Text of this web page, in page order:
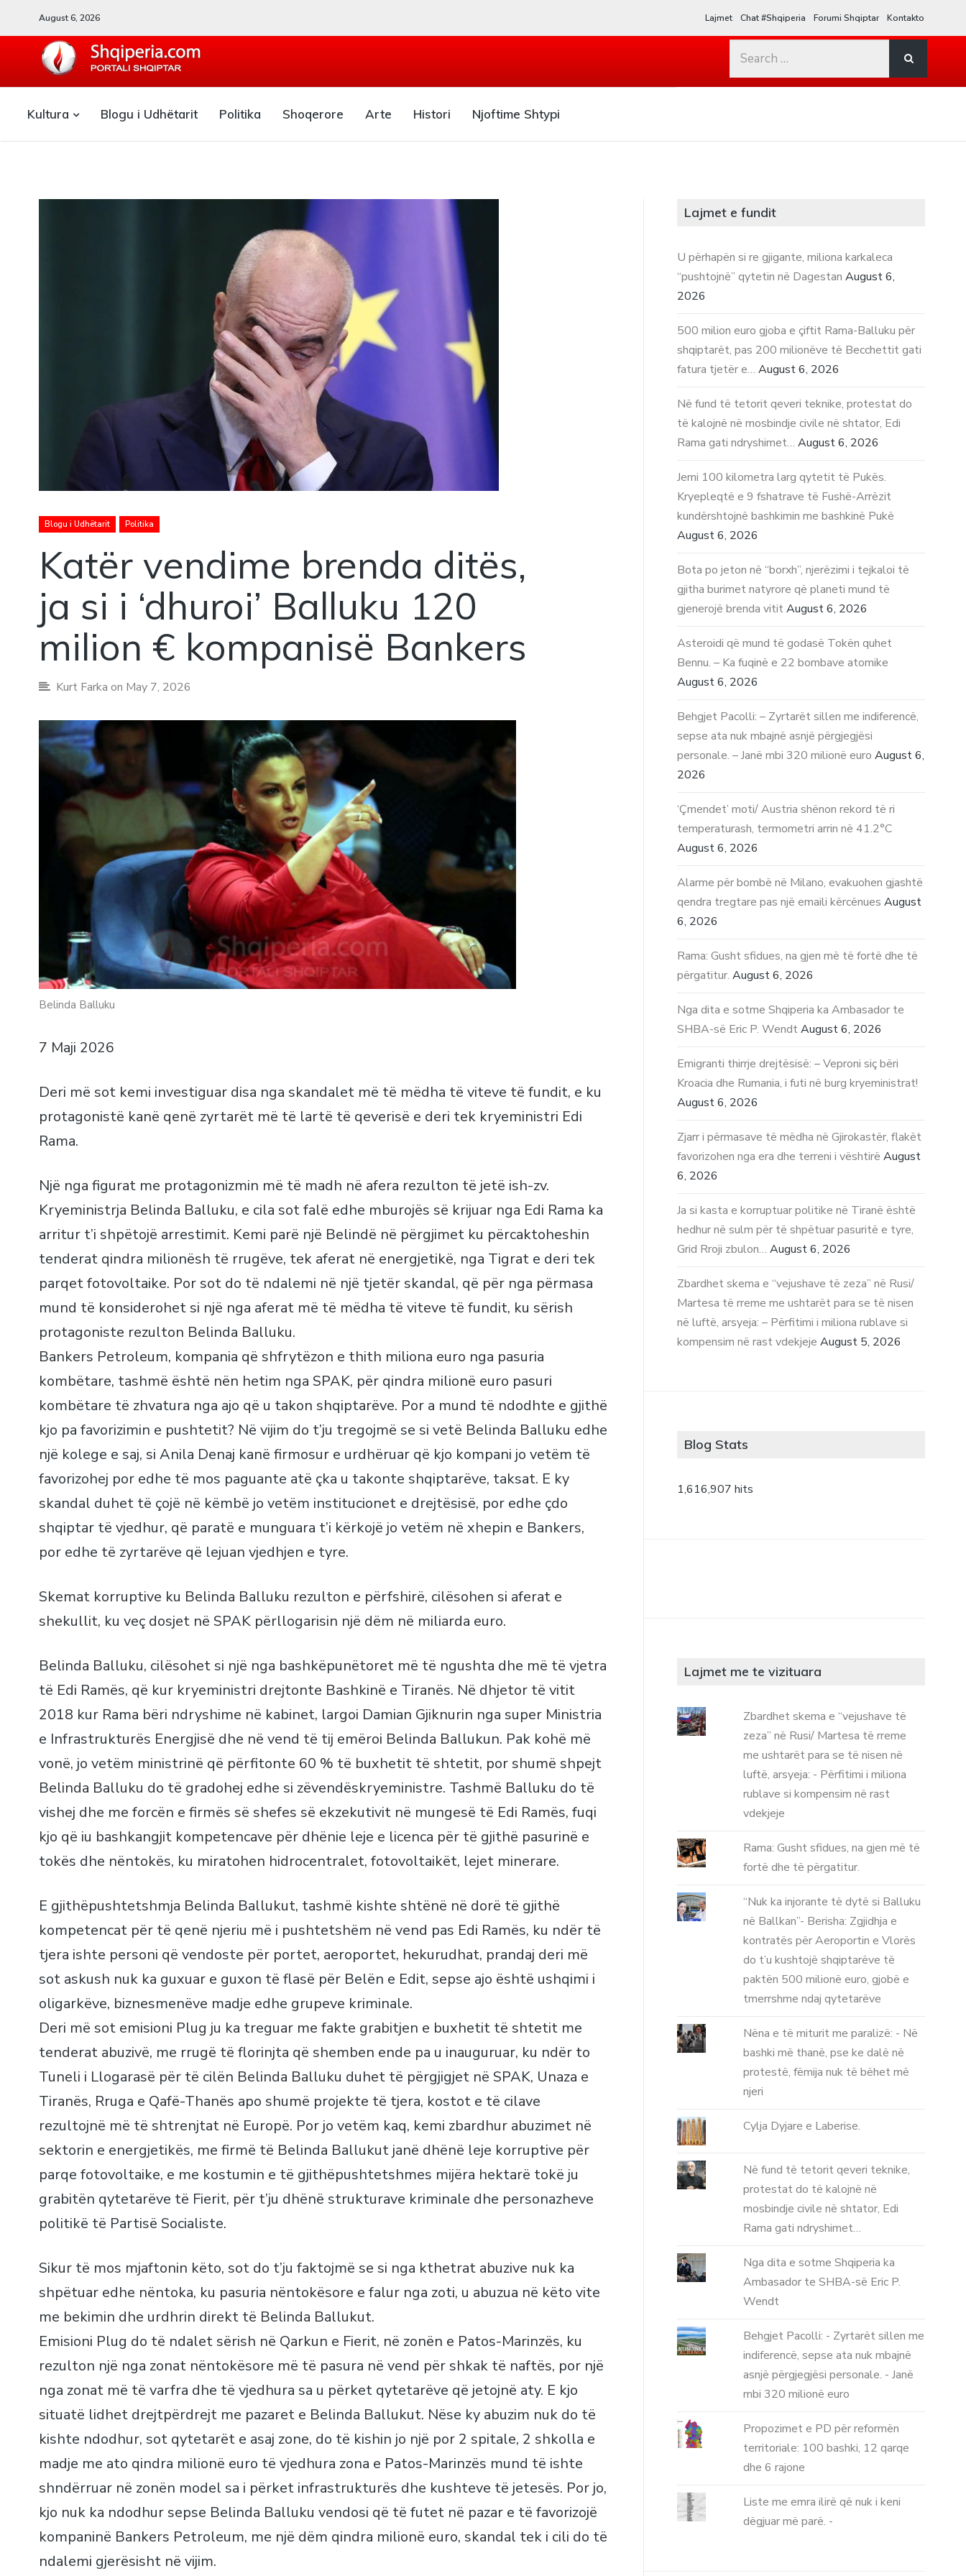
August 6, 2026 Lajmet Chat #Shqiperia Forumi Shqiptar Kontakto
Search
Kultura Blogu i Udhëtarit Politika Shoqerore Arte Histori Njoftime Shtypi
Blogu i Udhëtarit Politika
Katër vendime brenda ditës,
ja si i ‘dhuroi’ Balluku 120
milion € kompanisë Bankers
Kurt Farka on May 7, 2026
Belinda Balluku
7 Maji 2026
Deri më sot kemi investiguar disa nga skandalet më të mëdha të viteve të fundit, e ku
protagonistë kanë qenë zyrtarët më të lartë të qeverisë e deri tek kryeministri Edi
Rama.
Një nga figurat me protagonizmin më të madh në afera rezulton të jetë ish-zv.
Kryeministrja Belinda Balluku, e cila sot falë edhe mburojës së krijuar nga Edi Rama ka
arritur t’i shpëtojë arrestimit. Kemi parë një Belindë në përgjimet ku përcaktoheshin
tenderat qindra milionësh të rrugëve, tek aferat në energjetikë, nga Tigrat e deri tek
parqet fotovoltaike. Por sot do të ndalemi në një tjetër skandal, që për nga përmasa
mund të konsiderohet si një nga aferat më të mëdha të viteve të fundit, ku sërish
protagoniste rezulton Belinda Balluku.
Bankers Petroleum, kompania që shfrytëzon e thith miliona euro nga pasuria
kombëtare, tashmë është nën hetim nga SPAK, për qindra milionë euro pasuri
kombëtare të zhvatura nga ajo që u takon shqiptarëve. Por a mund të ndodhte e gjithë
kjo pa favorizimin e pushtetit? Në vijim do t’ju tregojmë se si vetë Belinda Balluku edhe
një kolege e saj, si Anila Denaj kanë firmosur e urdhëruar që kjo kompani jo vetëm të
favorizohej por edhe të mos paguante atë çka u takonte shqiptarëve, taksat. E ky
skandal duhet të çojë në këmbë jo vetëm institucionet e drejtësisë, por edhe çdo
shqiptar të vjedhur, që paratë e munguara t’i kërkojë jo vetëm në xhepin e Bankers,
por edhe të zyrtarëve që lejuan vjedhjen e tyre.
Skemat korruptive ku Belinda Balluku rezulton e përfshirë, cilësohen si aferat e
shekullit, ku veç dosjet në SPAK përllogarisin një dëm në miliarda euro.
Belinda Balluku, cilësohet si një nga bashkëpunëtoret më të ngushta dhe më të vjetra
të Edi Ramës, që kur kryeministri drejtonte Bashkinë e Tiranës. Në dhjetor të vitit
2018 kur Rama bëri ndryshime në kabinet, largoi Damian Gjiknurin nga super Ministria
e Infrastrukturës Energjisë dhe në vend të tij emëroi Belinda Ballukun. Pak kohë më
vonë, jo vetëm ministrinë që përfitonte 60 % të buxhetit të shtetit, por shumë shpejt
Belinda Balluku do të gradohej edhe si zëvendëskryeministre. Tashmë Balluku do të
vishej dhe me forcën e firmës së shefes së ekzekutivit në mungesë të Edi Ramës, fuqi
kjo që iu bashkangjit kompetencave për dhënie leje e licenca për të gjithë pasurinë e
tokës dhe nëntokës, ku miratohen hidrocentralet, fotovoltaikët, lejet minerare.
E gjithëpushtetshmja Belinda Ballukut, tashmë kishte shtënë në dorë të gjithë
kompetencat për të qenë njeriu më i pushtetshëm në vend pas Edi Ramës, ku ndër të
tjera ishte personi që vendoste për portet, aeroportet, hekurudhat, prandaj deri më
sot askush nuk ka guxuar e guxon të flasë për Belën e Edit, sepse ajo është ushqimi i
oligarkëve, biznesmenëve madje edhe grupeve kriminale.
Deri më sot emisioni Plug ju ka treguar me fakte grabitjen e buxhetit të shtetit me
tenderat abuzivë, me rrugë të florinjta që shemben ende pa u inauguruar, ku ndër to
Tuneli i Llogarasë për të cilën Belinda Balluku duhet të përgjigjet në SPAK, Unaza e
Tiranës, Rruga e Qafë-Thanës apo shumë projekte të tjera, kostot e të cilave
rezultojnë më të shtrenjtat në Europë. Por jo vetëm kaq, kemi zbardhur abuzimet në
sektorin e energjetikës, me firmë të Belinda Ballukut janë dhënë leje korruptive për
parqe fotovoltaike, e me kostumin e të gjithëpushtetshmes mijëra hektarë tokë ju
grabitën qytetarëve të Fierit, për t’ju dhënë strukturave kriminale dhe personazheve
politikë të Partisë Socialiste.
Sikur të mos mjaftonin këto, sot do t’ju faktojmë se si nga kthetrat abuzive nuk ka
shpëtuar edhe nëntoka, ku pasuria nëntokësore e falur nga zoti, u abuzua në këto vite
me bekimin dhe urdhrin direkt të Belinda Ballukut.
Emisioni Plug do të ndalet sërish në Qarkun e Fierit, në zonën e Patos-Marinzës, ku
rezulton një nga zonat nëntokësore më të pasura në vend për shkak të naftës, por një
nga zonat më të varfra dhe të vjedhura sa u përket qytetarëve që jetojnë aty. E kjo
situatë lidhet drejtpërdrejt me pazaret e Belinda Ballukut. Nëse ky abuzim nuk do të
kishte ndodhur, sot qytetarët e asaj zone, do të kishin jo një por 2 spitale, 2 shkolla e
madje me ato qindra milionë euro të vjedhura zona e Patos-Marinzës mund të ishte
shndërruar në zonën model sa i përket infrastrukturës dhe kushteve të jetesës. Por jo,
kjo nuk ka ndodhur sepse Belinda Balluku vendosi që të futet në pazar e të favorizojë
kompaninë Bankers Petroleum, me një dëm qindra milionë euro, skandal tek i cili do të
ndalemi gjerësisht në vijim.
Lajmet e fundit
U përhapën si re gjigante, miliona karkaleca
“pushtojnë” qytetin në Dagestan August 6,
2026
500 milion euro gjoba e çiftit Rama-Balluku për
shqiptarët, pas 200 milionëve të Becchettit gati
fatura tjetër e… August 6, 2026
Në fund të tetorit qeveri teknike, protestat do
të kalojnë në mosbindje civile në shtator, Edi
Rama gati ndryshimet… August 6, 2026
Jemi 100 kilometra larg qytetit të Pukës.
Kryepleqtë e 9 fshatrave të Fushë-Arrëzit
kundërshtojnë bashkimin me bashkinë Pukë
August 6, 2026
Bota po jeton në “borxh”, njerëzimi i tejkaloi të
gjitha burimet natyrore që planeti mund të
gjenerojë brenda vitit August 6, 2026
Asteroidi që mund të godasë Tokën quhet
Bennu. – Ka fuqinë e 22 bombave atomike
August 6, 2026
Behgjet Pacolli: – Zyrtarët sillen me indiferencë,
sepse ata nuk mbajnë asnjë përgjegjësi
personale. – Janë mbi 320 milionë euro August 6,
2026
‘Çmendet’ moti/ Austria shënon rekord të ri
temperaturash, termometri arrin në 41.2°C
August 6, 2026
Alarme për bombë në Milano, evakuohen gjashtë
qendra tregtare pas një emaili kërcënues August
6, 2026
Rama: Gusht sfidues, na gjen më të fortë dhe të
përgatitur. August 6, 2026
Nga dita e sotme Shqiperia ka Ambasador te
SHBA-së Eric P. Wendt August 6, 2026
Emigranti thirrje drejtësisë: – Veproni siç bëri
Kroacia dhe Rumania, i futi në burg kryeministrat!
August 6, 2026
Zjarr i përmasave të mëdha në Gjirokastër, flakët
favorizohen nga era dhe terreni i vështirë August
6, 2026
Ja si kasta e korruptuar politike në Tiranë është
hedhur në sulm për të shpëtuar pasuritë e tyre,
Grid Rroji zbulon… August 6, 2026
Zbardhet skema e “vejushave të zeza” në Rusi/
Martesa të rreme me ushtarët para se të nisen
në luftë, arsyeja: – Përfitimi i miliona rublave si
kompensim në rast vdekjeje August 5, 2026
Blog Stats
1,616,907 hits
Lajmet me te vizituara
Zbardhet skema e “vejushave të
zeza” në Rusi/ Martesa të rreme
me ushtarët para se të nisen në
luftë, arsyeja: - Përfitimi i miliona
rublave si kompensim në rast
vdekjeje
Rama: Gusht sfidues, na gjen më të
fortë dhe të përgatitur.
“Nuk ka injorante të dytë si Balluku
në Ballkan”- Berisha: Zgjidhja e
kontratës për Aeroportin e Vlorës
do t’u kushtojë shqiptarëve të
paktën 500 milionë euro, gjobë e
tmerrshme ndaj qytetarëve
Nëna e të miturit me paralizë: - Në
bashki më thanë, pse ke dalë në
protestë, fëmija nuk të bëhet më
njeri
Cylja Dyjare e Laberise.
Në fund të tetorit qeveri teknike,
protestat do të kalojnë në
mosbindje civile në shtator, Edi
Rama gati ndryshimet…
Nga dita e sotme Shqiperia ka
Ambasador te SHBA-së Eric P.
Wendt
Behgjet Pacolli: - Zyrtarët sillen me
indiferencë, sepse ata nuk mbajnë
asnjë përgjegjësi personale. - Janë
mbi 320 milionë euro
Propozimet e PD për reformën
territoriale: 100 bashki, 12 qarqe
dhe 6 rajone
Liste me emra ilirë që nuk i keni
dëgjuar më parë. -